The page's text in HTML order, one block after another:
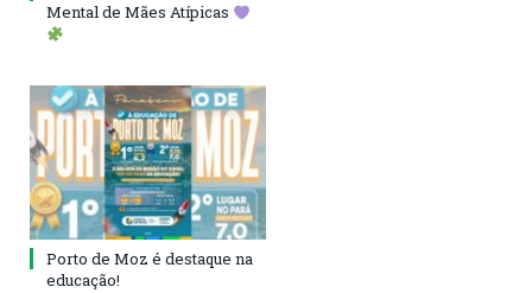
Mental de Mães Atípicas
Porto de Moz é destaque na
educação!